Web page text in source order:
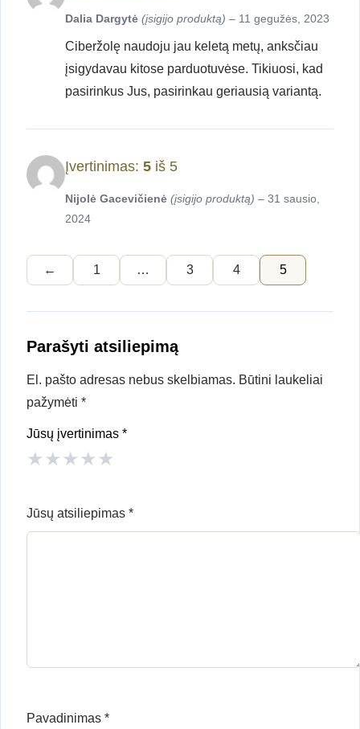
Dalia Dargytė (įsigijo produktą) – 11 gegužės, 2023
Ciberžolę naudoju jau keletą metų, anksčiau
įsigydavau kitose parduotuvėse. Tikiuosi, kad
pasirinkus Jus, pasirinkau geriausią variantą.
Įvertinimas: 5 iš 5
Nijolė Gacevičienė (įsigijo produktą) – 31 sausio,
2024
← 1 … 3 4 5
Parašyti atsiliepimą
El. pašto adresas nebus skelbiamas. Būtini laukeliai
pažymėti *
Jūsų įvertinimas *
★★★★★
Jūsų atsiliepimas *
Pavadinimas *